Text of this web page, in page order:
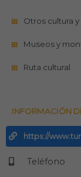
Otros cultura y
Museos y
Ruta cultural
INFORMACIÓN
https://
Teléfono